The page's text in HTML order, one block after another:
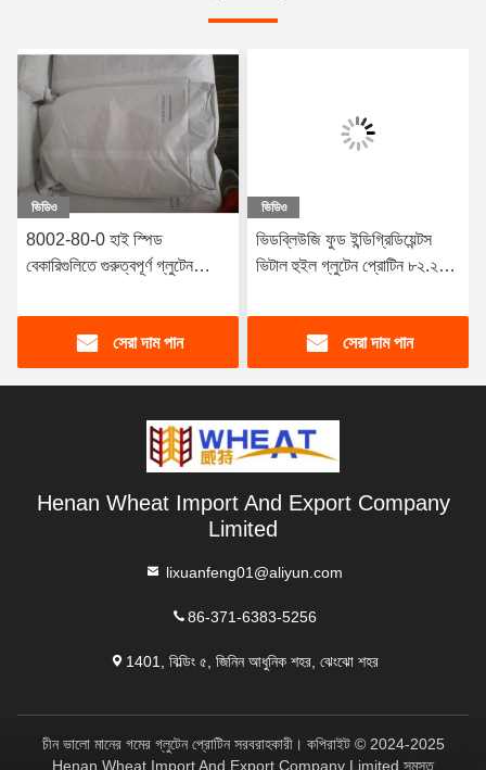
ভিডিও
8002-80-0 হাই স্পিড
বেকারিগুলিতে গুরুত্বপূর্ণ গ্লুটেন
সেরা দাম পান
ভিডিও
ভিডব্লিউজি ফুড ইন্ডিগ্রিডিয়েন্টস
ভিটাল হুইল গ্লুটেন প্রোটিন ৮২.২%
সেরা দাম পান
Henan Wheat Import And Export Company
Limited
lixuanfeng01@aliyun.com
86-371-6383-5256
1401, বিল্ডিং ৫, জিনিন আধুনিক শহর, ঝেংঝো শহর
চীন ভালো মানের গমের গ্লুটেন প্রোটিন সরবরাহকারী। কপিরাইট © 2024-2025
Henan Wheat Import And Export Company Limited সমস্ত